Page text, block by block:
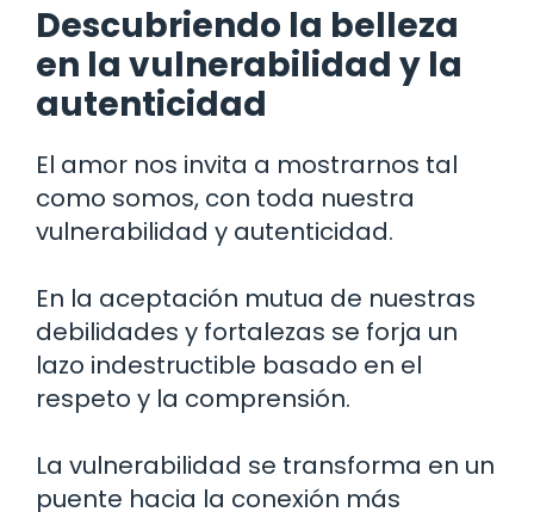
Descubriendo la belleza
en la vulnerabilidad y la
autenticidad
El amor nos invita a mostrarnos tal
como somos, con toda nuestra
vulnerabilidad y autenticidad.
En la aceptación mutua de nuestras
debilidades y fortalezas se forja un
lazo indestructible basado en el
respeto y la comprensión.
La vulnerabilidad se transforma en un
puente hacia la conexión más